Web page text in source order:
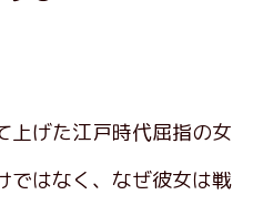
上げた江戸時代屈指の女
ではなく、なぜ彼女は戦